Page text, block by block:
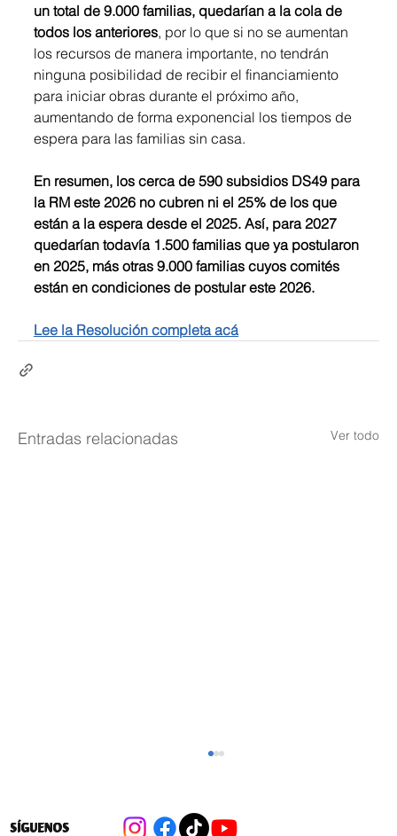
un total de 9.000 familias, quedarían a la cola de
todos los anteriores, por lo que si no se aumentan
los recursos de manera importante, no tendrán
ninguna posibilidad de recibir el financiamiento
para iniciar obras durante el próximo año,
aumentando de forma exponencial los tiempos de
espera para las familias sin casa.
En resumen, los cerca de 590 subsidios DS49 para
la RM este 2026 no cubren ni el 25% de los que
están a la espera desde el 2025. Así, para 2027
quedarían todavía 1.500 familias que ya postularon
en 2025, más otras 9.000 familias cuyos comités
están en condiciones de postular este 2026.
Lee la Resolución completa acá
Entradas relacionadas Ver todo
SÍGUENOS